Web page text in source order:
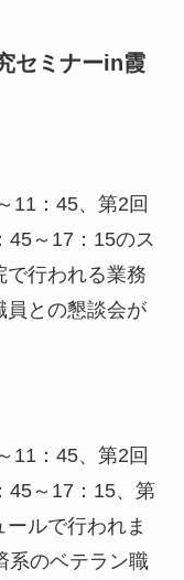
セミナーin霞
11：45、第2回
45～17：15のス
で行われる業務
員との懇談会が
11：45、第2回
45～17：15、第
ルで行われま
系のベテラン職